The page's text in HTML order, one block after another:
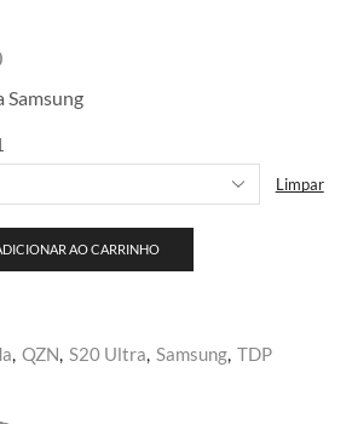
Faixa
preço:
através
Samsung
Limpar
AO CARRINHO
, QZN, S20 Ultra, Samsung, TDP